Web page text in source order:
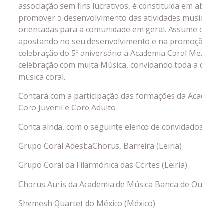
associação sem fins lucrativos, é constituída em
promover o desenvolvimento das atividades
orientadas para a comunidade em geral.
apostando no seu desenvolvimento e na
celebração do 5º aniversário a Academia Coral
celebração com muita Música, convidando toda
música coral.
Contará com a participação das formações da
Coro Juvenil e Coro Adulto.
Conta ainda, com o seguinte elenco de
Grupo Coral AdesbaChorus, Barreira (Leiria)
Grupo Coral da Filarmónica das Cortes (Leiria)
Chorus Auris da Academia de Música Banda de
Shemesh Quartet do México (México)